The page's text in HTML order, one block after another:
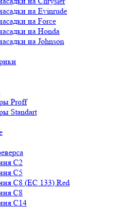
на Evinrude
на Force
на Honda
на Johnson
Proff
Standart
C2
C5
C8 (ЕС 133) Red
C8
C14